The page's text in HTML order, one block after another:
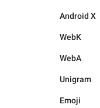
Android X
WebK
WebA
Unigram
Emoji